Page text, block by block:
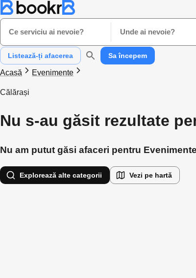
Ce serviciu ai nevoie? Unde ai nevoie?
Listează-ți afacerea Sa începem
Acasă Evenimente
Călărași
Nu s-au găsit rezultate
Nu am putut găsi afaceri pentru
Explorează alte categorii Vezi pe hartă